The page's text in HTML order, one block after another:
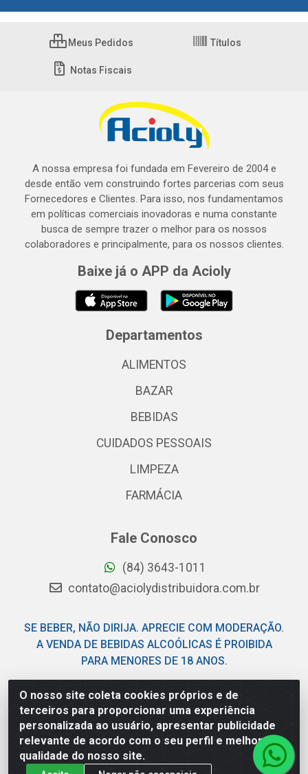
O nosso site coleta cookies próprios e de
terceiros para proporcionar uma experiência
personalizada ao usuário, apresentar publicidade
relevante de acordo com o seu perfil e melhorar a
qualidade do nosso site.
Meus Pedidos Títulos
Notas Fiscais
A nossa empresa foi fundada em Fevereiro de 2004 e
desde então vem construindo fortes parcerias com seus
Fornecedores e Clientes. Para isso, nos fundamentamos
em políticas comerciais inovadoras e numa constante
busca de sempre trazer o melhor para os nossos
colaboradores e principalmente, para os nossos clientes.
Baixe já o APP da Acioly
Departamentos
ALIMENTOS
BAZAR
BEBIDAS
CUIDADOS PESSOAIS
LIMPEZA
FARMÁCIA
Fale Conosco
(84) 3643-1011
contato@aciolydistribuidora.com.br
SE BEBER, NÃO DIRIJA. APRECIE COM MODERAÇÃO.
A VENDA DE BEBIDAS ALCOÓLICAS É PROIBIDA
PARA MENORES DE 18 ANOS.
Acioly Distribuidora - Av Piloto Pereira Tim - Parque de
Exposições - Parnamirim/RN - CEP 59146-480 - CNPJ
06.029.901/0001-92